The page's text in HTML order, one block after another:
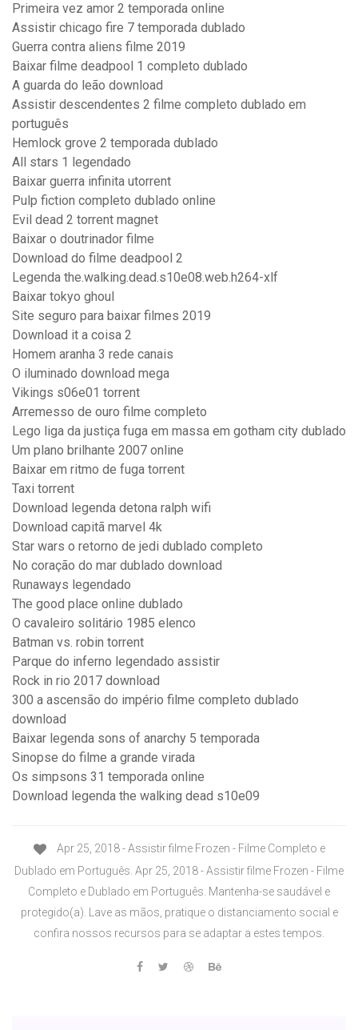
Primeira vez amor 2 temporada online
Assistir chicago fire 7 temporada dublado
Guerra contra aliens filme 2019
Baixar filme deadpool 1 completo dublado
A guarda do leão download
Assistir descendentes 2 filme completo dublado em
português
Hemlock grove 2 temporada dublado
All stars 1 legendado
Baixar guerra infinita utorrent
Pulp fiction completo dublado online
Evil dead 2 torrent magnet
Baixar o doutrinador filme
Download do filme deadpool 2
Legenda the.walking.dead.s10e08.web.h264-xlf
Baixar tokyo ghoul
Site seguro para baixar filmes 2019
Download it a coisa 2
Homem aranha 3 rede canais
O iluminado download mega
Vikings s06e01 torrent
Arremesso de ouro filme completo
Lego liga da justiça fuga em massa em gotham city dublado
Um plano brilhante 2007 online
Baixar em ritmo de fuga torrent
Taxi torrent
Download legenda detona ralph wifi
Download capitã marvel 4k
Star wars o retorno de jedi dublado completo
No coração do mar dublado download
Runaways legendado
The good place online dublado
O cavaleiro solitário 1985 elenco
Batman vs. robin torrent
Parque do inferno legendado assistir
Rock in rio 2017 download
300 a ascensão do império filme completo dublado
download
Baixar legenda sons of anarchy 5 temporada
Sinopse do filme a grande virada
Os simpsons 31 temporada online
Download legenda the walking dead s10e09
Apr 25, 2018 - Assistir filme Frozen - Filme Completo e
Dublado em Português. Apr 25, 2018 - Assistir filme Frozen - Filme
Completo e Dublado em Português. Mantenha-se saudável e
protegido(a). Lave as mãos, pratique o distanciamento social e
confira nossos recursos para se adaptar a estes tempos.